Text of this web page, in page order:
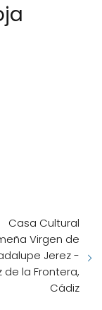
Casa Cultural
Virgen de
Jerez -
de la Frontera,
Cádiz